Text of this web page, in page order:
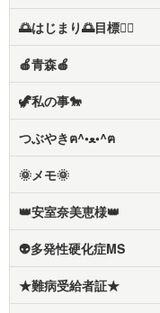
🌅はじまり🌅目標❤️‍🔥
🍎青森🍎
🦖私の事🐎
つぶやきฅ⁠^⁠•⁠ﻌ⁠•⁠^⁠ฅ
🌞メモ🌞
👑安室奈美恵様👑
👽多発性硬化症MS
★難病受給者証★